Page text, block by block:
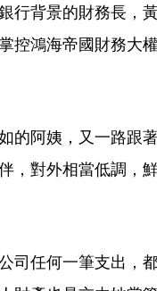
行背景的財務長，黃
控鴻海帝國財務大權
的阿姨，又一路跟著
，對外相當低調，鮮
司任何一筆支出，都